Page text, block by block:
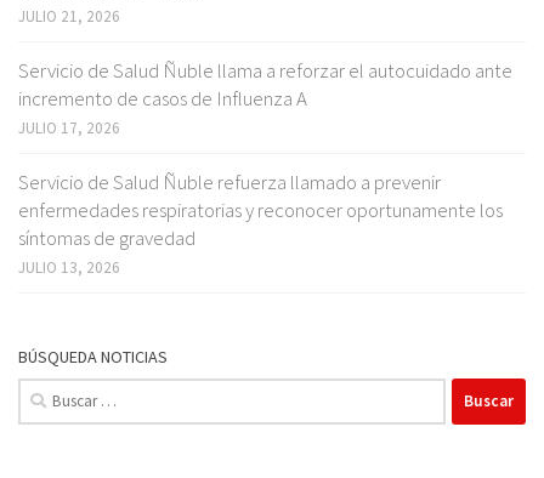
JULIO 21, 2026
Servicio de Salud Ñuble llama a reforzar el autocuidado ante
incremento de casos de Influenza A
JULIO 17, 2026
Servicio de Salud Ñuble refuerza llamado a prevenir
enfermedades respiratorias y reconocer oportunamente los
síntomas de gravedad
JULIO 13, 2026
BÚSQUEDA NOTICIAS
Buscar: